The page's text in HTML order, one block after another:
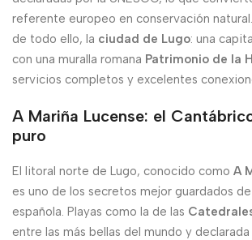
referente europeo en conservación
de todo ello, la ciudad de Lugo: una
con una muralla romana Patrimonio de la
servicios completos y excelentes
A Mariña Lucense: el
puro
El litoral norte de Lugo, conocido como A
es uno de los secretos mejor guardados
española. Playas como la de las
entre las más bellas del mundo y